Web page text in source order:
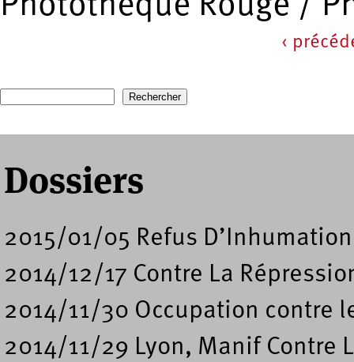
‹
Formulaire de recherche
Dossiers
2015/01/05 Refus
2014/12/17 Contre La
2014/11/30 Occupation contre
2014/11/29 Lyon, Manif Contre